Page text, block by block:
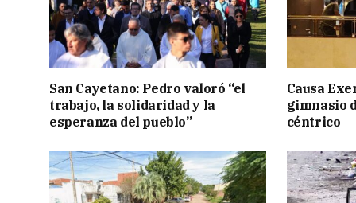
San Cayetano: Pedro valoró “el
trabajo, la solidaridad y la
esperanza del pueblo”
Causa
gimnasio
céntrico